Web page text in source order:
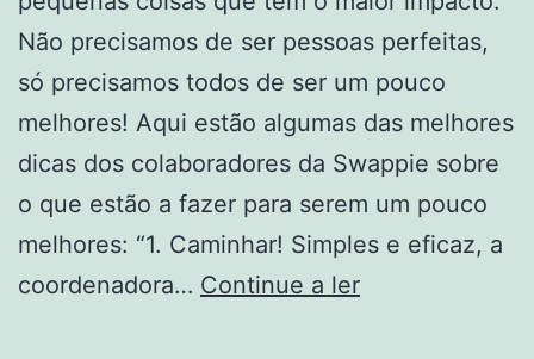
Não precisamos de ser pessoas perfeitas,
só precisamos todos de ser um pouco
melhores! Aqui estão algumas das melhores
dicas dos colaboradores da Swappie sobre
o que estão a fazer para serem um pouco
melhores: “1. Caminhar! Simples e eficaz, a
coordenadora… Continue a lerDia